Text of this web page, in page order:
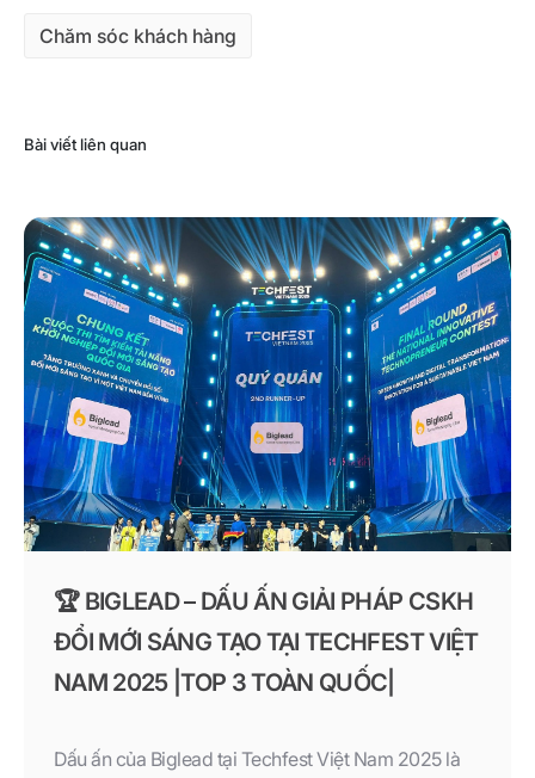
Chăm sóc khách hàng
Bài viết liên quan
🏆 BIGLEAD – DẤU ẤN GIẢI PHÁP CSKH
ĐỔI MỚI SÁNG TẠO TẠI TECHFEST VIỆT
NAM 2025 |TOP 3 TOÀN QUỐC|
Dấu ấn của Biglead tại Techfest Việt Nam 2025 là